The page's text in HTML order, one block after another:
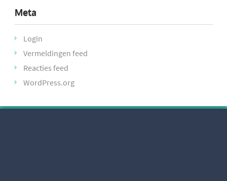
Meta
Login
Vermeldingen feed
Reacties feed
WordPress.org